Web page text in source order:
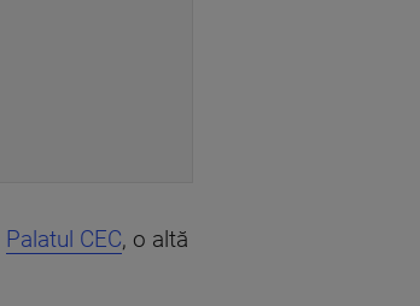
Palatul CEC, o altă